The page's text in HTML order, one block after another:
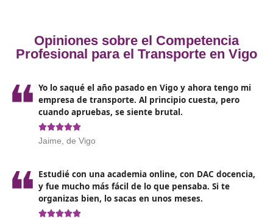
de competencia profesional de transporte, aquí hay
consejos para una mejor preparación:
Infórmate sobre lasmodalidades disponibles:
diferentes formatos de cursos, desde presenciales
online. Es importante elegir la modalidad que mejor
adapte a tus necesidades y horarios.
Revisa el contenido previo
fundamentos básicos de transporte y logística para
una base sólida.
Estudia con antelación